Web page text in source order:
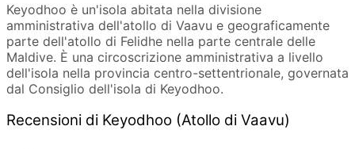
Keyodhoo è un'isola abitata nella divisione
amministrativa dell'atollo di Vaavu e geograficamente
parte dell'atollo di Felidhe nella parte centrale delle
Maldive. È una circoscrizione amministrativa a livello
dell'isola nella provincia centro-settentrionale, governata
dal Consiglio dell'isola di Keyodhoo.
Recensioni di Keyodhoo (Atollo di Vaavu)